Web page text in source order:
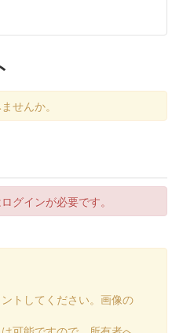
年群雄秋限定版
せんか。
グインが必要です。
トしてください。画像の